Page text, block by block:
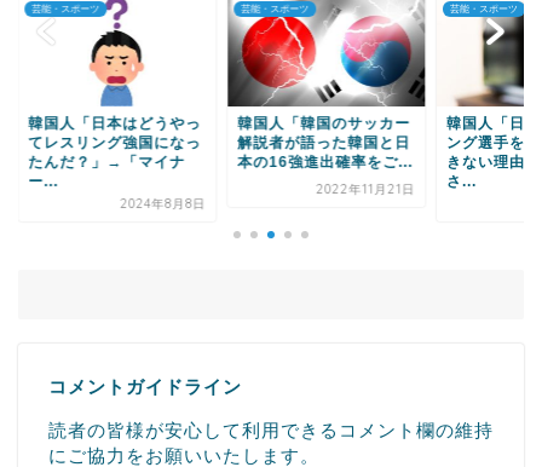
Powered by livedoor 相互RSS
スポーツ
人「日本はどうやっ
スリング強国になっ
だ？」→「マイナ
2024年8月8日
芸能・スポーツ
韓国人「韓国のサッカー
解説者が語った韓国と日
本の16強進出確率をご...
2022年11月21日
芸能・スポーツ
韓国人「日本女子カ
ング選手を憎むこと
きない理由をご覧く
さ...
コメントガイドライン
読者の皆様が安心して利用できるコメント欄の維持
にご協力をお願いいたします。